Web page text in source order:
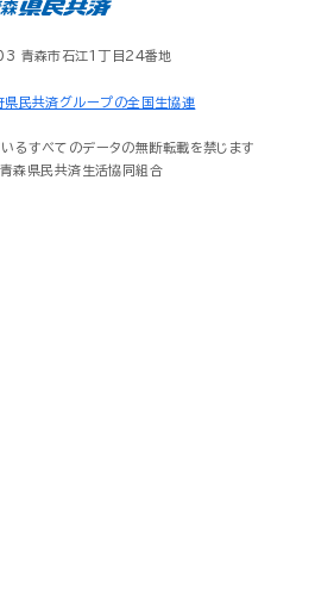
青森市石江1丁目24番地
県民共済グループの全国生協連
るすべてのデータの無断転載を禁じます
県民共済生活協同組合